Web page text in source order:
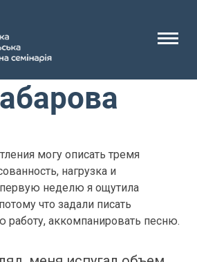
могу описать тремя
нагрузка и
первую неделю я ощутила
что задали писать
работу, аккомпанировать песню.